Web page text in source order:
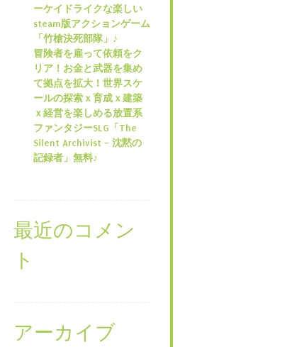
ーケイドライクな楽しい
steam版アクションゲーム
「竹槍決死部隊」♪
冒険者を雇って依頼をク
リア！お金と武器を集め
て拠点を拡大！世界スケ
ールの探索ｘ育成ｘ建築
ｘ経営を楽しめる放置系
ファンタジーSLG「The
Silent Archivist – 沈黙の
記録者」無料♪
最近のコメン
ト
アーカイブ